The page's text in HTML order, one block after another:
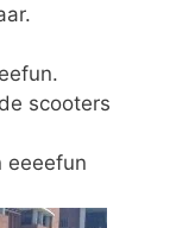
scooters
eeeefun